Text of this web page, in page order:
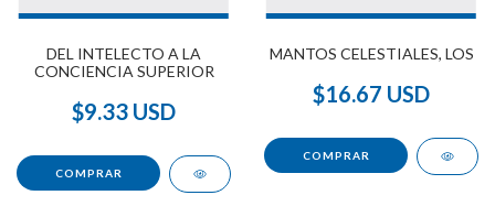
DEL INTELECTO A LA
CONCIENCIA SUPERIOR
$9.33 USD
MANTOS CELESTIALES, LOS
$16.67 USD